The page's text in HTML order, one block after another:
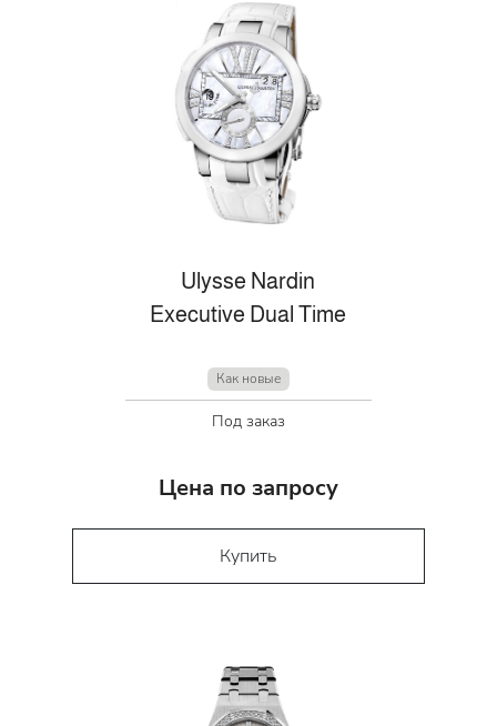
Ulysse Nardin
Executive Dual Time
Как новые
Под заказ
Цена по запросу
Купить